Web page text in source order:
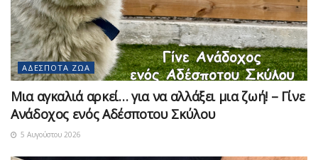
ΑΔΈΣΠΟΤΑ ΖΏΑ
Μια αγκαλιά αρκεί… για να αλλάξει μια ζωή! – Γίνε
Ανάδοχος ενός Αδέσποτου Σκύλου
5 Αυγούστου 2026